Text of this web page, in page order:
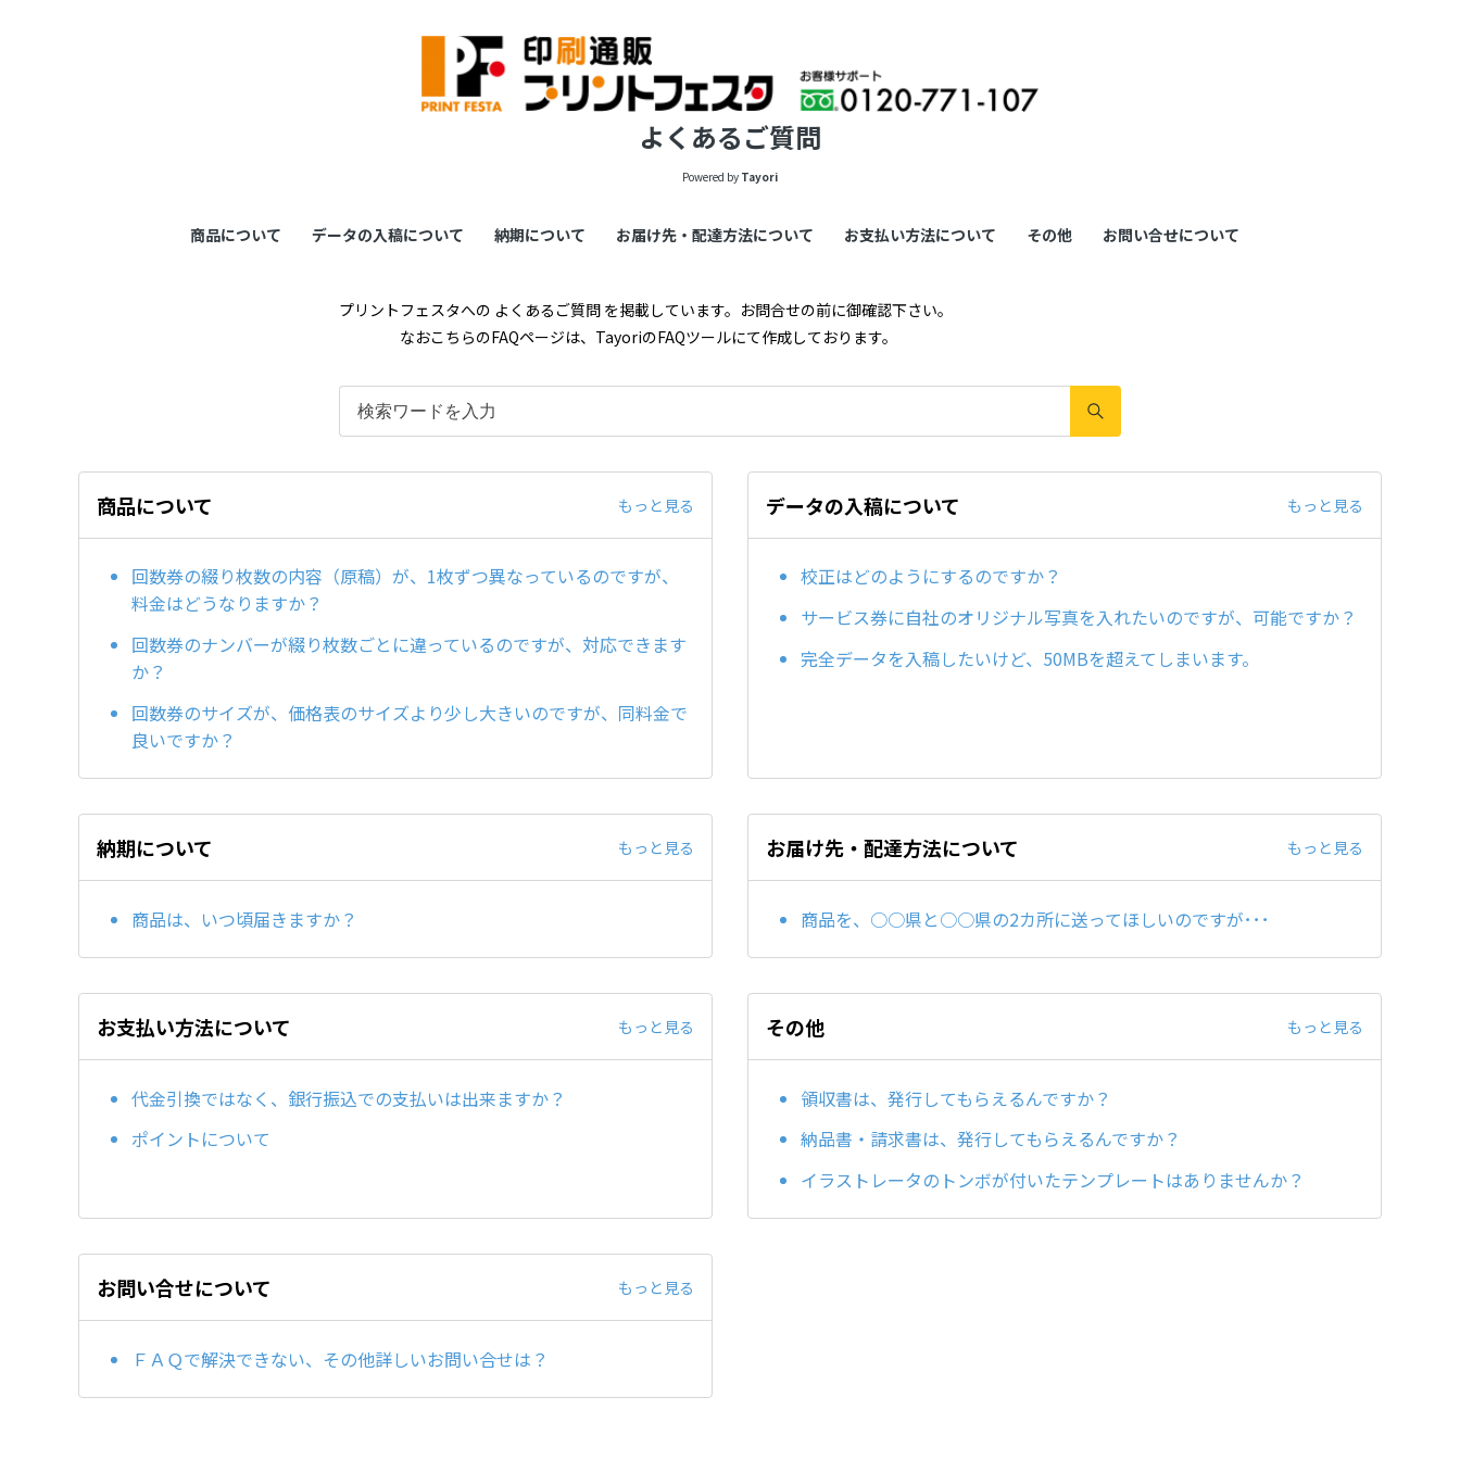
よくあるご質問
Powered by Tayori
商品について データの入稿について 納期について お届け先・配達方法について お支払い方法について その他 お問い合せについて
プリントフェスタへの よくあるご質問 を掲載しています。お問合せの前に御確認下さい。
なおこちらのFAQページは、TayoriのFAQツールにて作成しております。
商品について もっと見る
回数券の綴り枚数の内容（原稿）が、1枚ずつ異なっているのですが、
料金はどうなりますか？
回数券のナンバーが綴り枚数ごとに違っているのですが、対応できます
か？
回数券のサイズが、価格表のサイズより少し大きいのですが、同料金で
良いですか？
データの入稿について もっと見る
校正はどのようにするのですか？
サービス券に自社のオリジナル写真を入れたいのですが、可能ですか？
完全データを入稿したいけど、50MBを超えてしまいます。
納期について もっと見る
商品は、いつ頃届きますか？
お届け先・配達方法について もっと見る
商品を、○○県と○○県の2カ所に送ってほしいのですが･･･
お支払い方法について もっと見る
代金引換ではなく、銀行振込での支払いは出来ますか？
ポイントについて
その他 もっと見る
領収書は、発行してもらえるんですか？
納品書・請求書は、発行してもらえるんですか？
イラストレータのトンボが付いたテンプレートはありませんか？
お問い合せについて もっと見る
ＦＡＱで解決できない、その他詳しいお問い合せは？